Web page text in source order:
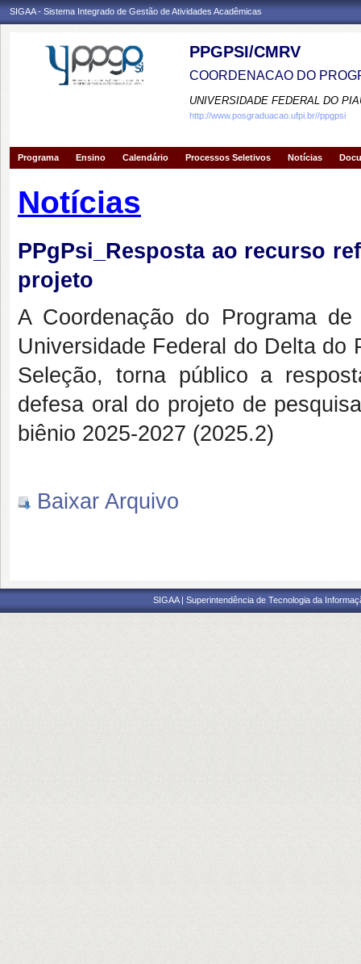
SIGAA - Sistema Integrado de Gestão de Atividades Acadêmicas
PPGPSI/CMRV
COORDENACAO DO
UNIVERSIDADE FEDERAL DO
http://www.posgraduacao.ufpi.br//ppgpsi
Programa Ensino Calendário Processos Seletivos Notícias
Notícias
PPgPsi_Resposta ao recurso
projeto
A Coordenação do Programa
Universidade Federal do Delta do
Seleção, torna público a
defesa oral do projeto de
biênio 2025-2027 (2025.2)
Baixar Arquivo
SIGAA | Superintendência de Tecnologia da